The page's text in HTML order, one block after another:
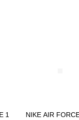
之同意方可使用
，本公司不負相關責
1
NIKE AIR